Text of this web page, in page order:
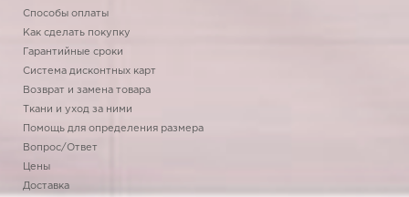
Способы оплаты
Как сделать покупку
Гарантийные сроки
Система дисконтных карт
Возврат и замена товара
Ткани и уход за ними
Помощь для определения размера
Вопрос/Ответ
Цены
Доставка